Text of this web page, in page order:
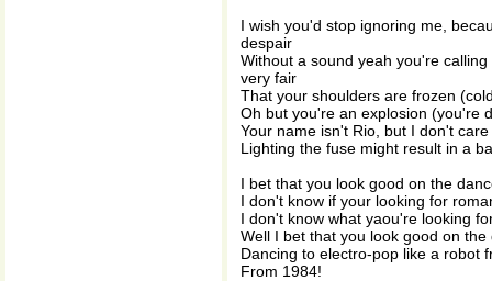
I wish you'd stop ignoring me,
despair
Without a sound yeah you're
very fair
That your shoulders are frozen
Oh but you're an explosion (you're
Your name isn't Rio, but I don't
Lighting the fuse might result in a
I bet that you look good on the
I don't know if your looking for
I don't know what yaou're looking
Well I bet that you look good on the
Dancing to electro-pop like a robot
From 1984!